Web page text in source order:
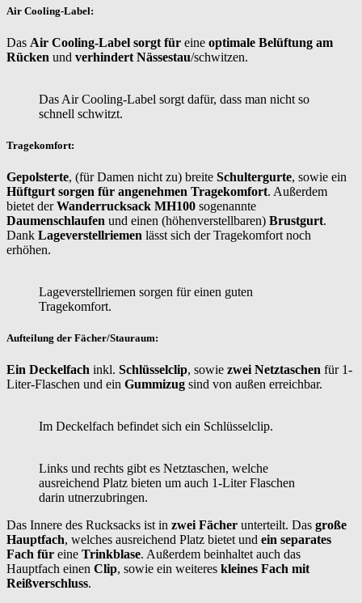
Air Cooling-Label:
Das Air Cooling-Label sorgt für eine optimale Belüftung am
Rücken und verhindert Nässestau/schwitzen.
Das Air Cooling-Label sorgt dafür, dass man nicht so
schnell schwitzt.
Tragekomfort:
Gepolsterte, (für Damen nicht zu) breite Schultergurte, sowie ein
Hüftgurt sorgen für angenehmen Tragekomfort. Außerdem
bietet derWanderrucksack MH100 sogenannte
Daumenschlaufen und einen (höhenverstellbaren) Brustgurt.
Dank Lageverstellriemen lässt sich der Tragekomfort noch
erhöhen.
Lageverstellriemen sorgen für einen guten
Tragekomfort.
Aufteilung der Fächer/Stauraum:
Ein Deckelfach inkl. Schlüsselclip, sowie zwei Netztaschen für 1-
Liter-Flaschen und ein Gummizug sind von außen erreichbar.
Im Deckelfach befindet sich ein Schlüsselclip.
Links und rechts gibt es Netztaschen, welche
ausreichend Platz bieten um auch 1-Liter Flaschen
darin utnerzubringen.
Das Innere des Rucksacks ist in zwei Fächer unterteilt. Das große
Hauptfach, welches ausreichend Platz bietet und ein separates
Fach für eine Trinkblase. Außerdem beinhaltet auch das
Hauptfach einen Clip, sowie ein weiteres kleines Fach mit
Reißverschluss.